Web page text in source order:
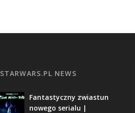
STARWARS.PL NEWS
Fantastyczny zwiastun
nowego serialu |